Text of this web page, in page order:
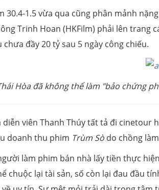
30.4-1.5 vừa qua cũng phân mảnh
Trinh Hoan (HKFilm) phải lên trang
đầy 20 tỷ sau 5 ngày công chiếu.
Hòa đã không thể làm "bảo chứng
diễn viên Thanh Thúy tất tả đi cinetour
doanh thu phim Trùm Sò do chồng
làm phim bán nhà lấy tiền thực
chuộc lại tài sản, số còn lại đau đầu